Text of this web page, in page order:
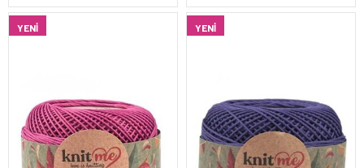
YENI YENI